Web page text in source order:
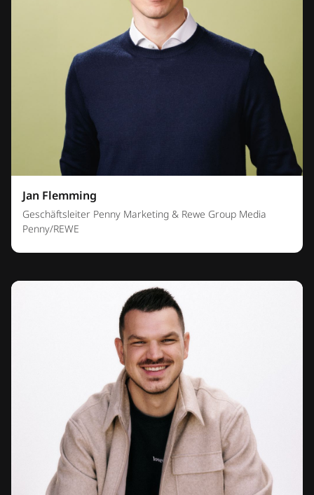
Jan Flemming
Geschäftsleiter Penny Marketing & Rewe Group Media
Penny/REWE